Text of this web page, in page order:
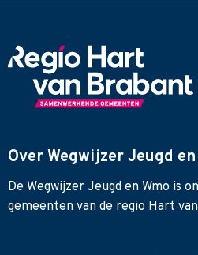
Over Wegwijzer Jeugd en
De Wegwijzer Jeugd en Wmo is
gemeenten van de regio Hart